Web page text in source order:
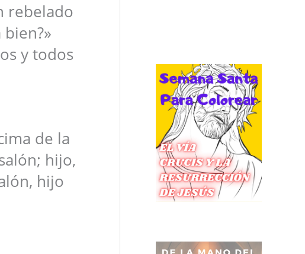
rebelado
y todos
de la
hijo,
hijo